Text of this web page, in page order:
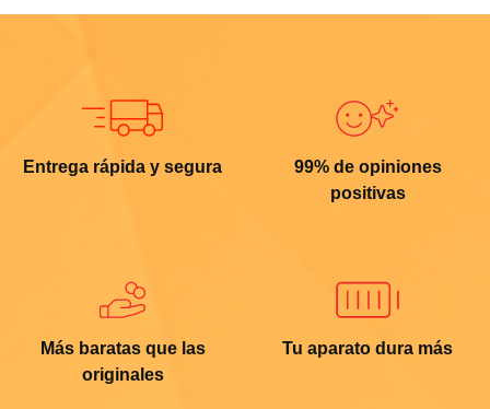
Entrega rápida y segura
99% de opiniones
positivas
Más baratas que las
originales
Tu aparato dura más